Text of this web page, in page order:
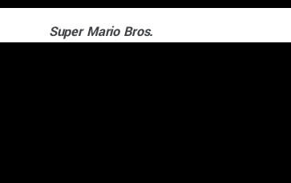
Super Mario Bros.